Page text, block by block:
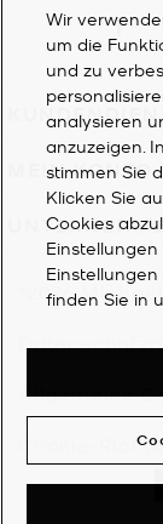
Visit us
MEIN KONTO
©2026
Allgemeine
Cookie-
Wir
um die
und zu
analysieren
anzuzeigen.
stimmen Sie
Klicken Sie
Cookies
finden Sie in